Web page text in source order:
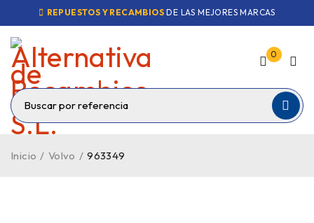
REPUESTOS Y RECAMBIOS DE LAS MEJORES MARCAS
0
Inicio / Volvo / 963349